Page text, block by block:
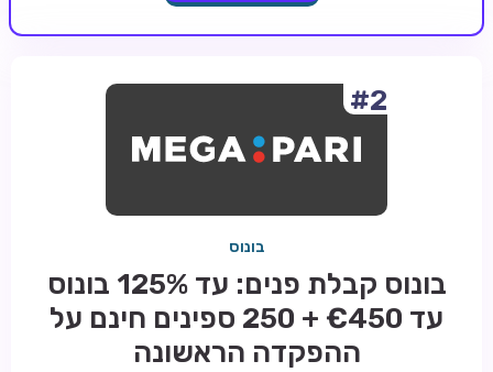
טיפים
#2
בונוס
בונוס קבלת פנים: עד 125% בונוס
עד €450 + 250 ספינים חינם על
ההפקדה הראשונה